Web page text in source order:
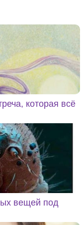
которая всё
вещей под